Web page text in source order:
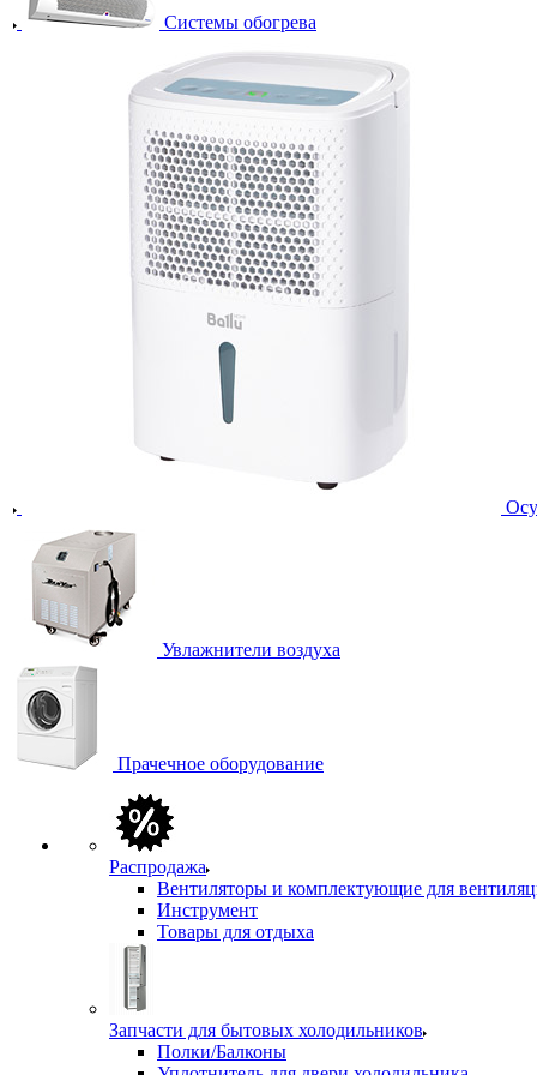
Системы обогрева
Увлажнители воздуха
Прачечное оборудование
Распродажа
Вентиляторы и комплектующие для
Инструмент
Товары для отдыха
Запчасти для бытовых холодильников
Полки/Балконы